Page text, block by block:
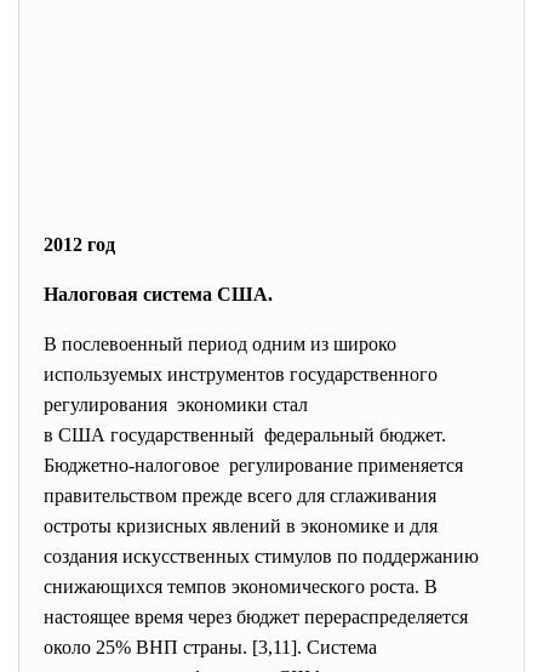
2012 год
Налоговая система США.
В послевоенный период одним из широко
используемых инструментов государственного
регулирования экономики стал
в США государственный федеральный бюджет.
Бюджетно-налоговое регулирование применяется
правительством прежде всего для сглаживания
остроты кризисных явлений в экономике и для
создания искусственных стимулов по поддержанию
снижающихся темпов экономического роста. В
настоящее время через бюджет перераспределяется
около 25% ВНП страны. [3,11]. Система